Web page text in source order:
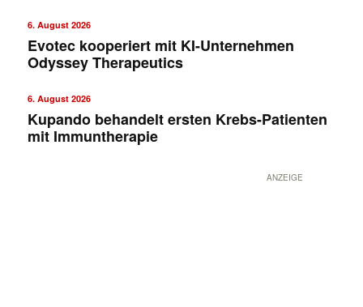
6. August 2026
Evotec kooperiert mit KI-Unternehmen
Odyssey Therapeutics
6. August 2026
Kupando behandelt ersten Krebs-Patienten
mit Immuntherapie
ANZEIGE